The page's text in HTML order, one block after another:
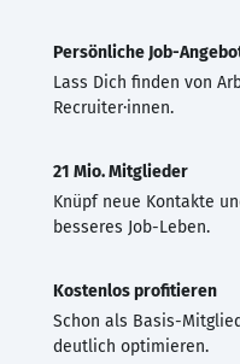
Persönliche Job-
Lass Dich finden von
Recruiter·innen.
21 Mio. Mitglieder
Knüpf neue Kontakte
besseres Job-Leben.
Kostenlos profitieren
Schon als Basis-
deutlich optimieren.